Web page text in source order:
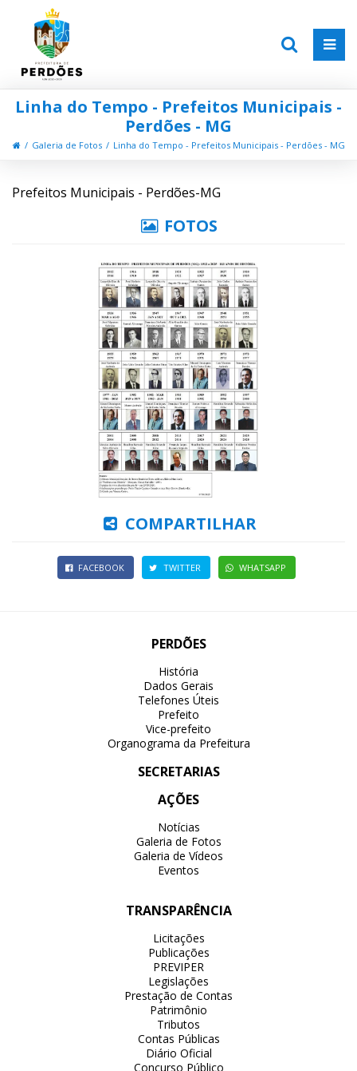
Linha do Tempo - Prefeitos Municipais -
Perdões - MG
Galeria de Fotos Linha do Tempo - Prefeitos Municipais - Perdões - MG
Prefeitos Municipais - Perdões-MG
FOTOS
COMPARTILHAR
FACEBOOK TWITTER WHATSAPP
PERDÕES
História
Dados Gerais
Telefones Úteis
Prefeito
Vice-prefeito
Organograma da Prefeitura
SECRETARIAS
AÇÕES
Notícias
Galeria de Fotos
Galeria de Vídeos
Eventos
TRANSPARÊNCIA
Licitações
Publicações
PREVIPER
Legislações
Prestação de Contas
Patrimônio
Tributos
Contas Públicas
Diário Oficial
Concurso Público